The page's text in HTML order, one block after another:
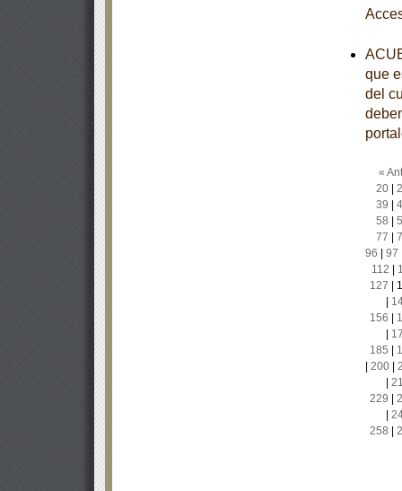
que
del
«
20|
39
58
77
96
97
112
127
156
185
200|
229
258